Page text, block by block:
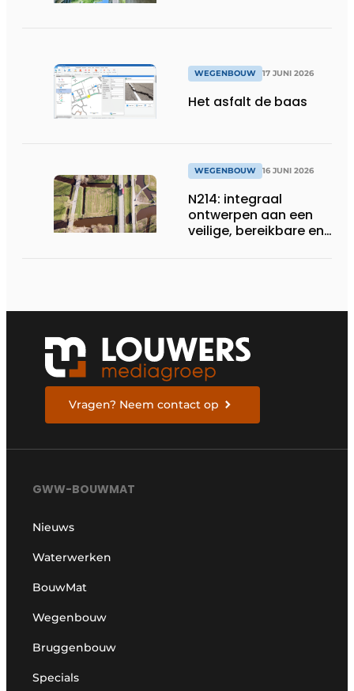
WEGENBOUW 17 JUNI 2026
Het asfalt de baas
WEGENBOUW 16 JUNI 2026
N214: integraal
ontwerpen aan een
veilige, bereikbare en
Vragen? Neem contact op
GWW-BOUWMAT
Nieuws
Waterwerken
BouwMat
Wegenbouw
Bruggenbouw
Specials